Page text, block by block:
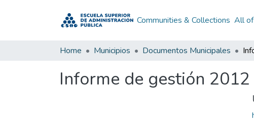
Communities & Collections All
Home Municipios Documentos Municipales
Informe de gestión